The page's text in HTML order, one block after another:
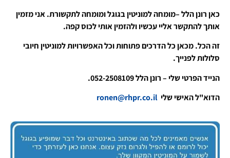
כאן רונן הלל –מומחה למוניטין בגוגל ומומחה לתקשורת. אני מזמין
אותך להתקשר אליי עכשיו ולהזמין אותי לכוס קפה.
זה הכל. מכאן כל הדרכים פתוחות וכל האפשרויות למוניטין חיובי
סלולות לפנייך.
הנייד הפרטי שלי – רונן הלל 052-2508109.
הדוא"ל האישי שלי